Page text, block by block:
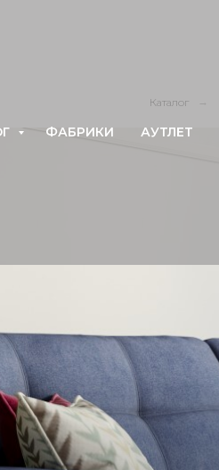
ФАБРИКИ АУТЛЕТ
Каталог →